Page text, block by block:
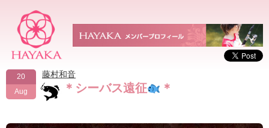
20
Aug
藤村和音
＊シーバス遠征 ＊